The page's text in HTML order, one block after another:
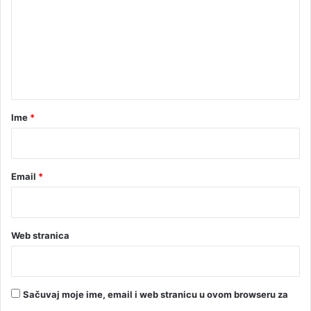
p
j
rIme *
Email *
Web stranica
Sačuvaj moje ime, email i web stranicu u ovom browseru za